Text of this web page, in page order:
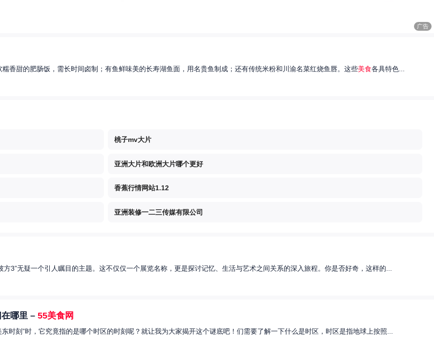
广告
香甜的肥肠饭，需长时间卤制；有鱼鲜味美的长寿湖鱼面，用名贵鱼制成；还有传统米粉和川渝名菜红烧鱼唇。这些美食各具特色...
桃子mv大片
亚洲大片和欧洲大片哪个更好
香蕉行情网站1.12
亚洲装修一二三传媒有限公司
3”无疑一个引人瞩目的主题。这不仅仅一个展览名称，更是探讨记忆、生活与艺术之间关系的深入旅程。你是否好奇，这样的...
哪里 – 55美食网
时刻”时，它究竟指的是哪个时区的时刻呢？就让我为大家揭开这个谜底吧！们需要了解一下什么是时区，时区是指地球上按照...